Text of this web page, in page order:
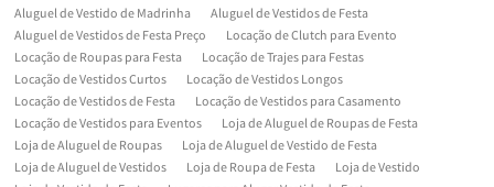
Aluguel de Vestido de Madrinha
Aluguel de Vestidos de Festa
Aluguel de Vestidos de Festa Preço
Locação de Clutch para Evento
Locação de Roupas para Festa
Locação de Trajes para Festas
Locação de Vestidos Curtos
Locação de Vestidos Longos
Locação de Vestidos de Festa
Locação de Vestidos para Casamento
Locação de Vestidos para Eventos
Loja de Aluguel de Roupas de Festa
Loja de Aluguel de Roupas
Loja de Aluguel de Vestido de Festa
Loja de Aluguel de Vestidos
Loja de Roupa de Festa
Loja de Vestido